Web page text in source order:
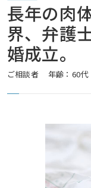
長年の肉
界、弁護
婚成立。
ご相談者 年齢：60代